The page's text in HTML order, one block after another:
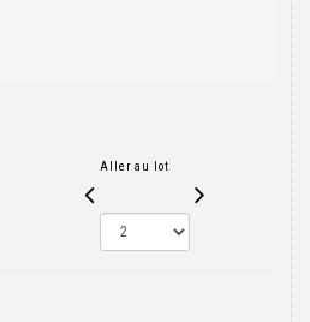
Aller au lot